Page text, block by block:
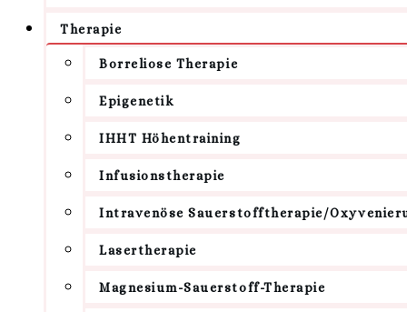
Therapie
Borreliose Therapie
Epigenetik
IHHT Höhentraining
Infusionstherapie
Intravenöse Sauerstofftherapie/
Lasertherapie
Magnesium-Sauerstoff-Therapie